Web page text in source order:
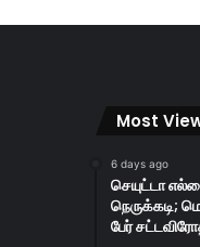
Most
6 days ago
செயுட்டா
நெருக்கடி;
பேர்